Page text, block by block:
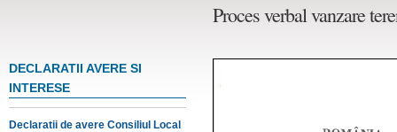
Proces verbal vanzare
DECLARATII AVERE SI
INTERESE
Declaratii de avere Consiliul Local